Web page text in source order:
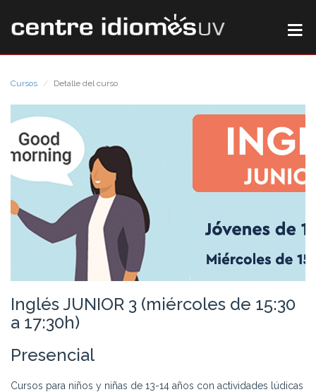
Cursos Detalle del curso
Inglés JUNIOR 3 (miércoles de 15:30
a 17:30h)
Presencial
Cursos para niños y niñas de 13-14 años con actividades lúdicas